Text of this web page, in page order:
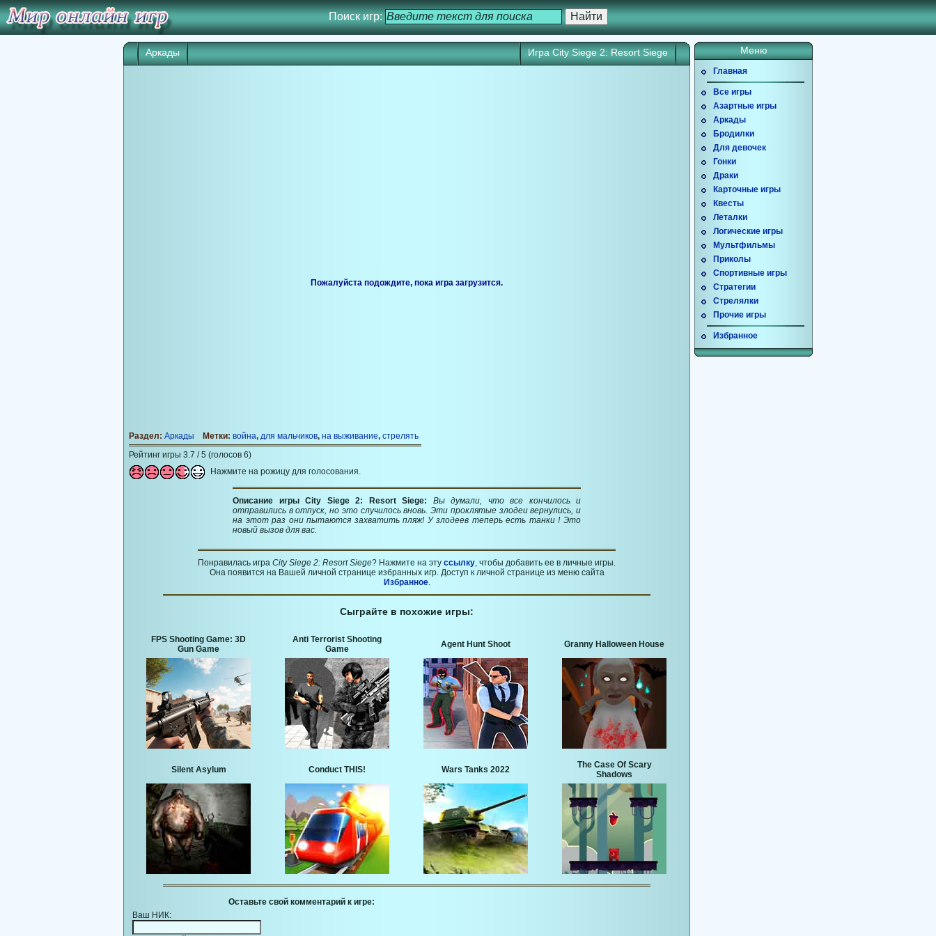
Поиск игр:
Игра City Siege 2: Resort Siege
Аркады
Игра начнется через 25 сек. Кликните для запуска игры прямо сейчас.
Раздел: Аркады Метки: война, для мальчиков, на выживание, стрелять
Рейтинг игры 3.7 / 5 (голосов 6)
Нажмите на рожицу для голосования.
Описание игры City Siege 2: Resort Siege: Вы думали, что все кончилось и
отправились в отпуск, но это случилось вновь. Эти проклятые злодеи вернулись, и
на этот раз они пытаются захватить пляж! У злодеев теперь есть танки ! Это
новый вызов для вас.
Понравилась игра City Siege 2: Resort Siege? Нажмите на эту ссылку, чтобы добавить ее в личные игры.
Она появится на Вашей личной странице избранных игр. Доступ к личной странице из меню сайта
Избранное.
Сыграйте в похожие игры:
FPS Shooting Game: 3D
Gun Game
Anti Terrorist Shooting
Game
Agent Hunt Shoot Granny Halloween House
Silent Asylum Conduct THIS! Wars Tanks 2022
The Case Of Scary
Shadows
Оставьте свой комментарий к игре:
Ваш НИК:
Меню
Главная
Все игры
Азартные игры
Аркады
Бродилки
Для девочек
Гонки
Драки
Карточные игры
Квесты
Леталки
Логические игры
Мультфильмы
Приколы
Спортивные игры
Стратегии
Стрелялки
Прочие игры
Избранное